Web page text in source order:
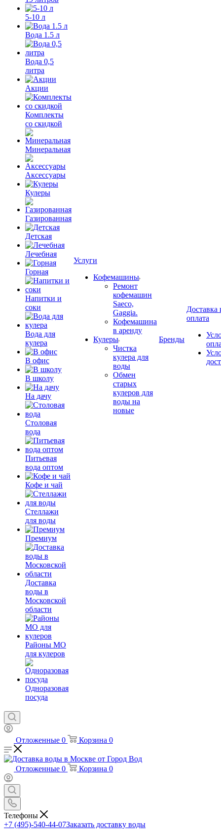
5-10 л
Вода 1.5 л
Вода 0,5
литра
Акции
Комплекты
со скидкой
Минеральная
Аксессуары
Кулеры
Газированная
Детская
Лечебная
Горная
Напитки и
соки
Вода для
кулера
В офис
В школу
На дачу
Столовая
вода
Питьевая
вода оптом
Кофе и чай
Стеллажи
для воды
Премиум
Доставка
воды в
Московской
области
Районы МО
для кулеров
Одноразовая
посуда
Услуги
Кофемашины
Ремонт
кофемашин
Saeco,
Gaggia.
Кофемашина
в аренду
Кулеры
Чистка
кулера для
воды
Обмен
старых
кулеров для
воды на
новые
Бренды
Доставка
оплата
Отложенные 0 Корзина 0
Отложенные 0 Корзина 0
Телефоны
+7 (495)-540-44-07Заказать доставку воды